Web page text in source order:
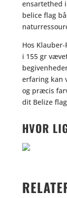
ensartethed
belice flag
Hos
i 155 gr
erfaring kan
og præcis
dit Belize
HVOR